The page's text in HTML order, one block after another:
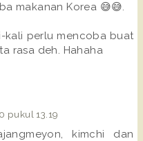
makanan Korea 😅😅.
kali perlu mencoba buat
rasa deh. Hahaha
pukul 13.19
kimchi dan